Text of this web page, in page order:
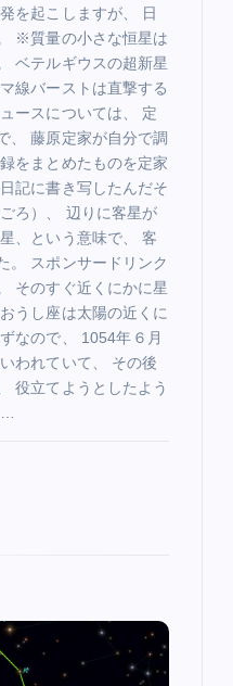
を起こしますが、 日
※質量の小さな恒星は
ベテルギウスの超新星
線バーストは直撃する
ースについては、 定
、 藤原定家が自分で調
をまとめたものを定家
記に書き写したんだそ
ろ）、 辺りに客星が
、という意味で、 客
。 スポンサードリンク
そのすぐ近くにかに星
うし座は太陽の近くに
なので、 1054年６月
われていて、 その後
役立てようとしたよう